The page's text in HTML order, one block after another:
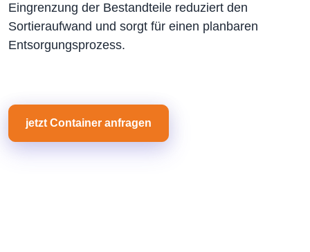
Eingrenzung der Bestandteile reduziert den
Sortieraufwand und sorgt für einen planbaren
Entsorgungsprozess.
jetzt Container anfragen